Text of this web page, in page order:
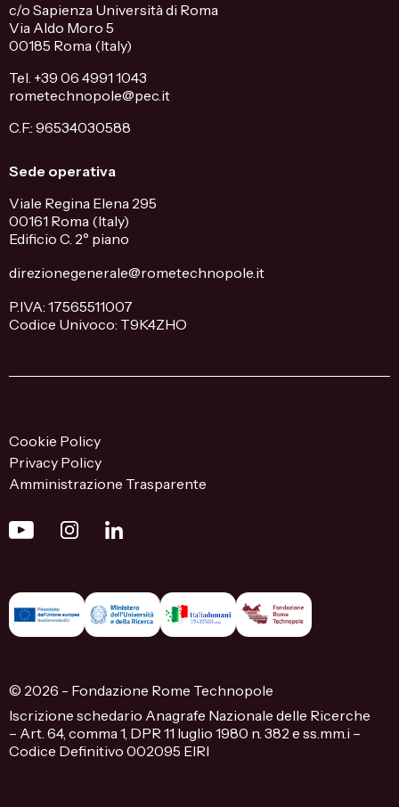
c/o Sapienza Università di Roma
Via Aldo Moro 5
00185 Roma (Italy)
Tel. +39 06 4991 1043
rometechnopole@pec.it
C.F.: 96534030588
Sede operativa
Viale Regina Elena 295
00161 Roma (Italy)
Edificio C. 2° piano
direzionegenerale@rometechnopole.it
P.IVA: 17565511007
Codice Univoco: T9K4ZHO
Cookie Policy
Privacy Policy
Amministrazione Trasparente
© 2026 - Fondazione Rome Technopole
Iscrizione schedario Anagrafe Nazionale delle Ricerche
– Art. 64, comma 1, DPR 11 luglio 1980 n. 382 e ss.mm.i –
Codice Definitivo 002095 EIRI